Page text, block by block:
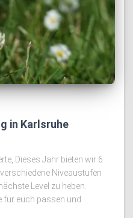
in Karlsruhe
Dieses Jahr bieten wir 6
Niveaustufen
Level zu heben.
für euch passen und